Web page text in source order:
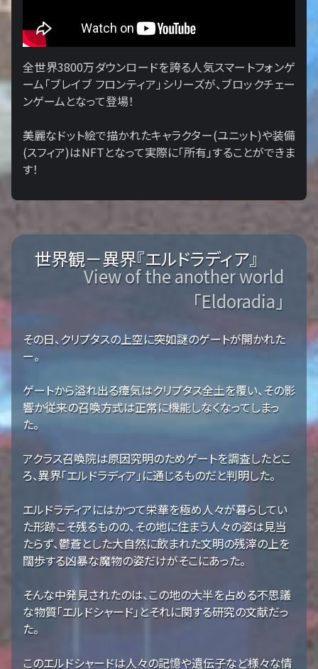
全世界3800万ダウンロードを誇る人気スマートフォンゲ
ーム「ブレイブ フロンティア」シリーズが、ブロックチェー
ンゲームとなって登場！
美麗なドット絵で描かれたキャラクター(ユニット)や装備
(スフィア)はNFTとなって実際に「所有」することができま
す！
世界観－異界『エルドラディア』
View of the another world
「Eldoradia」
その日、クリプタスの上空に突如謎のゲートが開かれた
ー。
ゲートから溢れ出る瘴気はクリプタス全土を覆い、その影
響か従来の召喚方式は正常に機能しなくなってしまっ
た。
アクラス召喚院は原因究明のためゲートを調査したとこ
ろ、異界「エルドラディア」に通じるものだと判明した。
エルドラディアにはかつて栄華を極め人々が暮らしてい
た形跡こそ残るものの、その地に住まう人々の姿は見当
たらず、鬱蒼とした大自然に飲まれた文明の残滓の上を
闊歩する凶暴な魔物の姿だけがそこにあった。
そんな中発見されたのは、この地の大半を占める不思議
な物質「エルドシャード」とそれに関する研究の文献だっ
た。
このエルドシャードは人々の記憶や遺伝子など様々な情